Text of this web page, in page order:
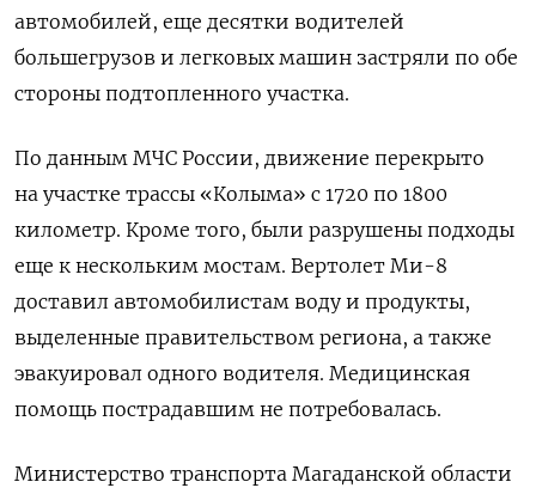
автомобилей, еще десятки водителей
большегрузов и легковых машин застряли по обе
стороны подтопленного участка.
По данным МЧС России, движение перекрыто
на участке трассы «Колыма» с 1720 по 1800
километр. Кроме того, были разрушены подходы
еще к нескольким мостам. Вертолет Ми-8
доставил автомобилистам воду и продукты,
выделенные правительством региона, а также
эвакуировал одного водителя. Медицинская
помощь пострадавшим не потребовалась.
Министерство транспорта Магаданской области